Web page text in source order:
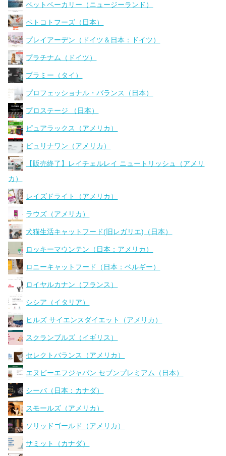
ペットベーカリー（ニュージーランド）
ペトコトフーズ（日本）
プレイアーデン（ドイツ＆日本：ドイツ）
プラチナム（ドイツ）
プラミー（タイ）
プロフェッショナル・バランス（日本）
プロステージ （日本）
ピュアラックス（アメリカ）
ピュリナワン（アメリカ）
【販売終了】レイチェルレイ ニュートリッシュ（アメリ
カ）
レイズドライト（アメリカ）
ラウズ（アメリカ）
犬猫生活キャットフード(旧レガリエ)（日本）
ロッキーマウンテン（日本：アメリカ）
ロニーキャットフード（日本：ベルギー）
ロイヤルカナン（フランス）
シシア（イタリア）
ヒルズ サイエンスダイエット（アメリカ）
スクランブルズ（イギリス）
セレクトバランス（アメリカ）
エヌピーエフジャパン セブンプレミアム（日本）
シーバ（日本：カナダ）
スモールズ（アメリカ）
ソリッドゴールド（アメリカ）
サミット（カナダ）